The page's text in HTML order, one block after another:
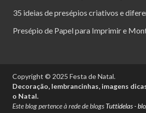
35 ideias de presépios criativos e
Presépio de Papel para Imprimir e
Copyright © 2025 Festa de Natal.
Decoração, lembrancinhas, imagens
o Natal.
Este blog pertence à rede de blogs Tuttidelas -